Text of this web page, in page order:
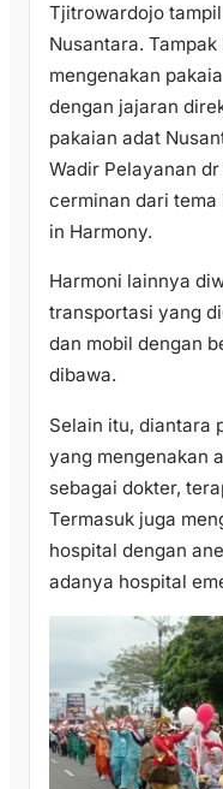
Tjitrowardojo
Nusantara.
mengenakan
dengan jajaran
pakaian adat
Wadir Pelayanan
cerminan dari
in Harmony.
Harmoni lainnya
transportasi yang
dan mobil dengan
dibawa.
Selain itu, diantara
yang mengenakan
sebagai dokter,
Termasuk juga
hospital dengan
adanya hospital